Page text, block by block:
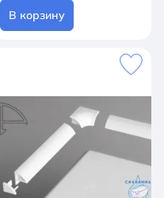
В корзину